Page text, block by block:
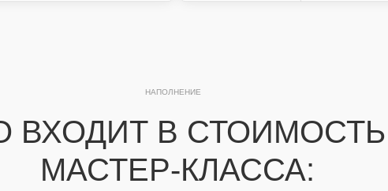
ВХОДИТ В СТОИМОСТЬ
МАСТЕР-КЛАССА:
НАПОЛНЕНИЕ